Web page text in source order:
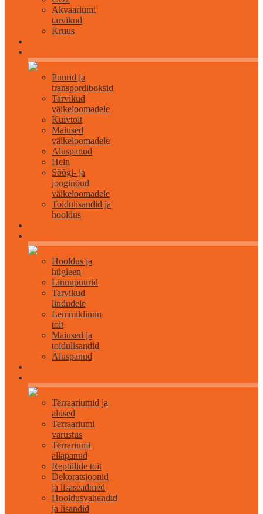
Akvaariumi
tarvikud
Kruus
Puurid ja
transpordiboksid
Tarvikud
väikeloomadele
Kuivtoit
Maiused
väikeloomadele
Aluspanud
Hein
Sõõgi- ja
jooginõud
väikeloomadele
Toidulisandid ja
hooldus
Hooldus ja
hügieen
Linnupuurid
Tarvikud
lindudele
Lemmiklinnu
toit
Maiused ja
toidulisandid
Aluspanud
Terraariumid ja
alused
Terraariumi
varustus
Terrariumi
allapanud
Reptiilide toit
Dekoratsioonid
ja lisaseadmed
Hooldusvahendid
ja lisandid